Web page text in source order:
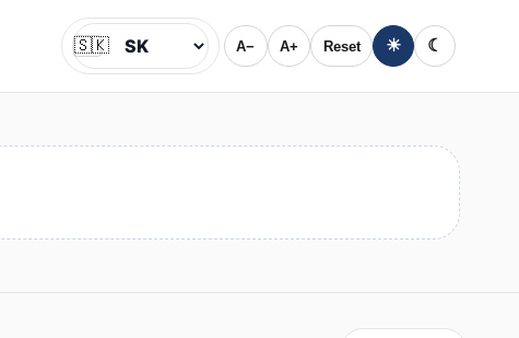
Jazyk
🇸🇰 A− A+ Reset ☀ ☾